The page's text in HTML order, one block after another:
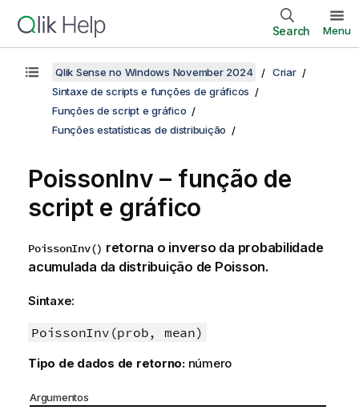
Search Menu
Qlik Sense no Windows November 2024
Criar
Sintaxe de scripts e funções de gráficos
Funções de script e gráfico
Funções estatísticas de distribuição
PoissonInv – função de
script e gráfico
PoissonInv() retorna o inverso da probabilidade
acumulada da distribuição de Poisson.
Sintaxe:
PoissonInv(prob, mean)
Tipo de dados de retorno: número
Argumentos